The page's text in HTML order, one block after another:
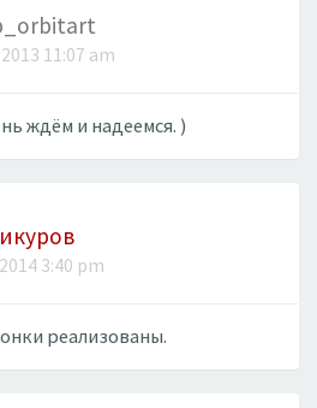
11:07 am
ждём и надеемся. )
3:40 pm
реализованы.